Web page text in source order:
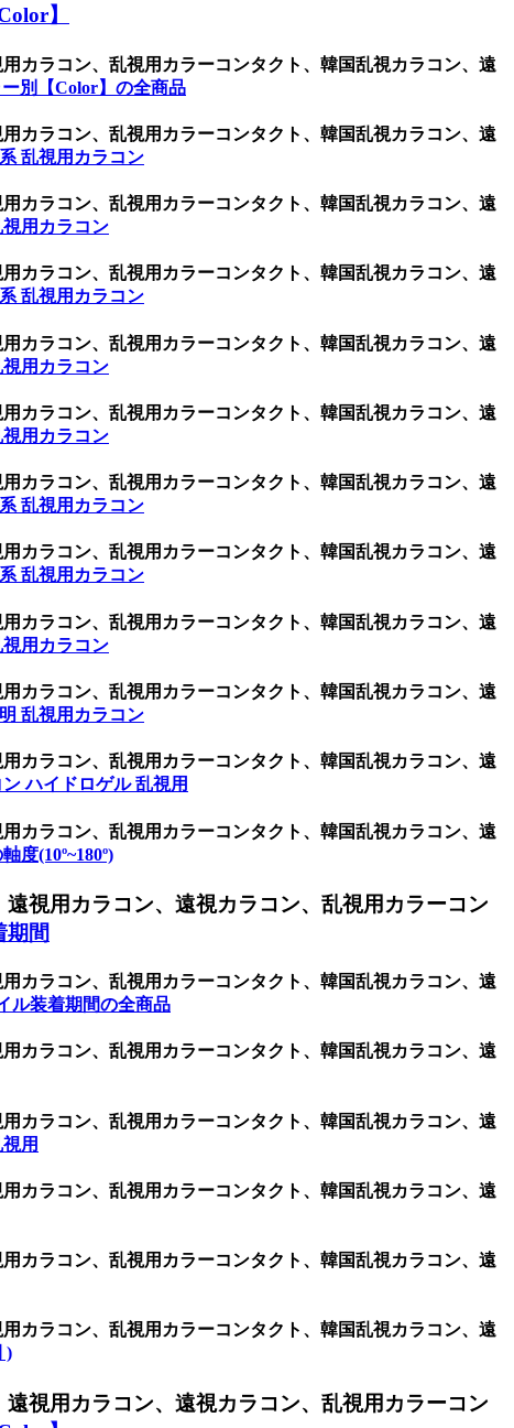
】
カラコン、乱視用カラーコンタクト、韓国乱視カラコン、遠
別【Color】の全商品
カラコン、乱視用カラーコンタクト、韓国乱視カラコン、遠
乱視用カラコン
カラコン、乱視用カラーコンタクト、韓国乱視カラコン、遠
用カラコン
カラコン、乱視用カラーコンタクト、韓国乱視カラコン、遠
乱視用カラコン
カラコン、乱視用カラーコンタクト、韓国乱視カラコン、遠
用カラコン
カラコン、乱視用カラーコンタクト、韓国乱視カラコン、遠
用カラコン
カラコン、乱視用カラーコンタクト、韓国乱視カラコン、遠
乱視用カラコン
カラコン、乱視用カラーコンタクト、韓国乱視カラコン、遠
乱視用カラコン
カラコン、乱視用カラーコンタクト、韓国乱視カラコン、遠
視用カラコン
カラコン、乱視用カラーコンタクト、韓国乱視カラコン、遠
乱視用カラコン
カラコン、乱視用カラーコンタクト、韓国乱視カラコン、遠
ハイドロゲル 乱視用
カラコン、乱視用カラーコンタクト、韓国乱視カラコン、遠
度(10º~180º)
視用カラコン、遠視カラコン、乱視用カラーコン
期間
カラコン、乱視用カラーコンタクト、韓国乱視カラコン、遠
ル装着期間の全商品
カラコン、乱視用カラーコンタクト、韓国乱視カラコン、遠
カラコン、乱視用カラーコンタクト、韓国乱視カラコン、遠
用
カラコン、乱視用カラーコンタクト、韓国乱視カラコン、遠
カラコン、乱視用カラーコンタクト、韓国乱視カラコン、遠
カラコン、乱視用カラーコンタクト、韓国乱視カラコン、遠
)
視用カラコン、遠視カラコン、乱視用カラーコン